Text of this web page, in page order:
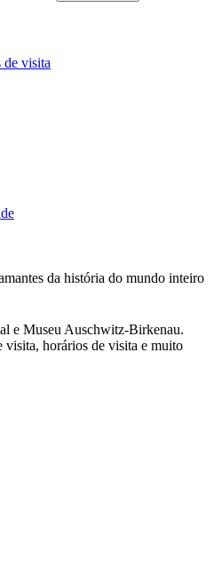
de visita
da história do mundo inteiro
e Museu Auschwitz-Birkenau.
visita, horários de visita e muito